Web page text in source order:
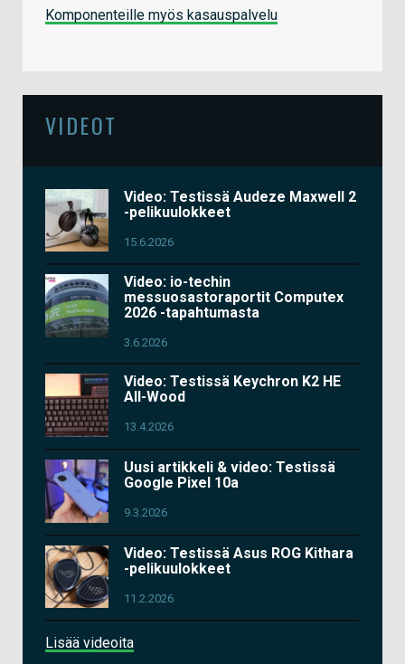
Komponenteille myös kasauspalvelu
VIDEOT
Video: Testissä Audeze Maxwell 2
-pelikuulokkeet
15.6.2026
Video: io-techin
messuosastoraportit Computex
2026 -tapahtumasta
3.6.2026
Video: Testissä Keychron K2 HE
All-Wood
13.4.2026
Uusi artikkeli & video: Testissä
Google Pixel 10a
9.3.2026
Video: Testissä Asus ROG Kithara
-pelikuulokkeet
11.2.2026
Lisää videoita